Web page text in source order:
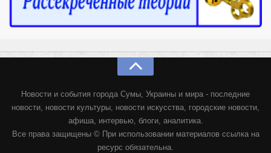
Новости и события города Сумы, Украины и мира - последние
новости, новости культуры, новости искусства, городские новости,
афиша, интервью, блоги, аналитика.
Все права защищены © При использовании материалов ссылка на
ресурс обязательна.